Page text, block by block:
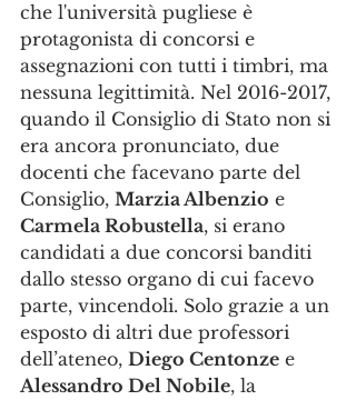
che l'università pugliese è
protagonista di concorsi e
assegnazioni con tutti i timbri, ma
nessuna legittimità. Nel 2016-2017,
quando il Consiglio di Stato non si
era ancora pronunciato, due
docenti che facevano parte del
Consiglio, Marzia Albenzio e
Carmela Robustella, si erano
candidati a due concorsi banditi
dallo stesso organo di cui facevo
parte, vincendoli. Solo grazie a un
esposto di altri due professori
dell’ateneo, Diego Centonze e
Alessandro Del Nobile, la